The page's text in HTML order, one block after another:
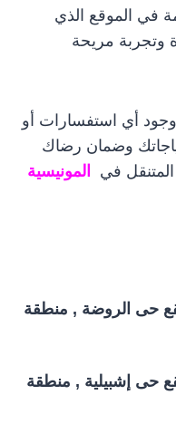
في الموقع الذي
وتجربة مريحة
وجود أي استفسارات أو
وضمان رضاك
في
المونيسية
حى الروضة , منطقة
حى إشبيلية , منطقة